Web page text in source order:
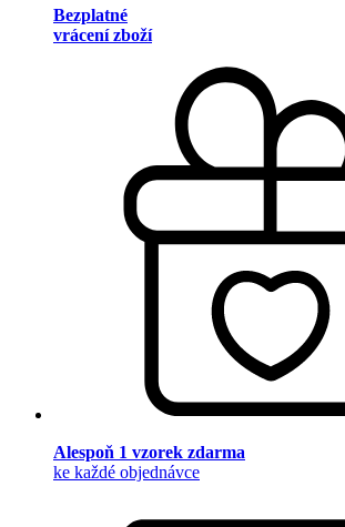
Bezplatné
vrácení zboží
Alespoň 1 vzorek zdarma
ke každé objednávce